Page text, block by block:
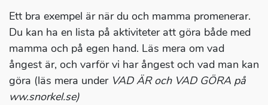
Ett bra exempel är när du och mamma promenerar.
Du kan ha en lista på aktiviteter att göra både med
mamma och på egen hand. Läs mera om vad
ångest är, och varför vi har ångest och vad man kan
göra (läs mera under VAD ÄR och VAD GÖRA på
ww.snorkel.se)